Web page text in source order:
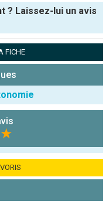
? Laissez-lui un avis
:
FICHE